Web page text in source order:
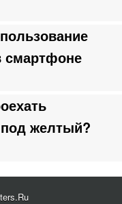
смартфоне
под желтый?